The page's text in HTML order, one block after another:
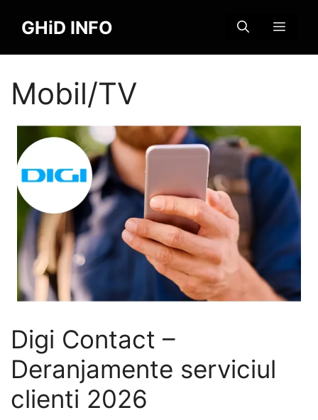
GHiD INFO
Mobil/TV
Digi Contact –
Deranjamente serviciul
clienti 2026